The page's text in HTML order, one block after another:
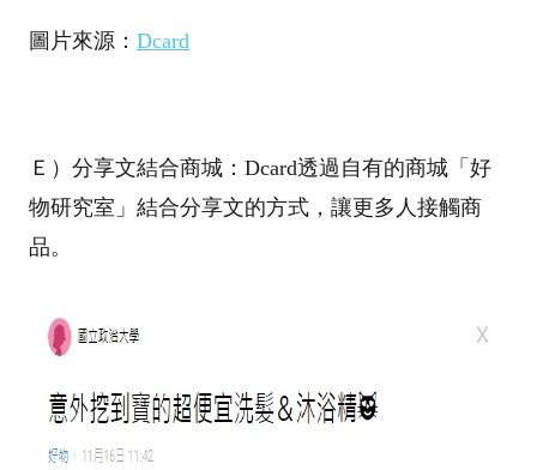
圖片來源： Dcard
Ｅ）分享文結合商城：Dcard透過自有的商城「好
物研究室」結合分享文的方式，讓更多人接觸商
品。